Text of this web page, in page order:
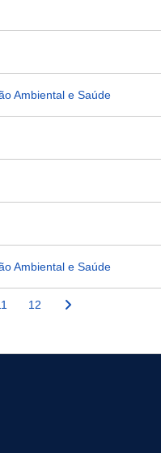
Ambiental e Saúde
Ambiental e Saúde
12